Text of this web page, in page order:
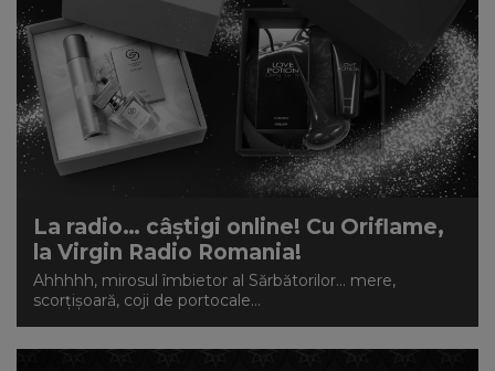
La radio… câștigi online! Cu Oriflame,
la Virgin Radio Romania!
Ahhhhh, mirosul îmbietor al Sărbătorilor... mere,
scorțișoară, coji de portocale...